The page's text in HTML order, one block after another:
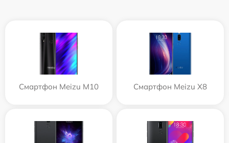
Смартфон Meizu M10 Смартфон Meizu X8